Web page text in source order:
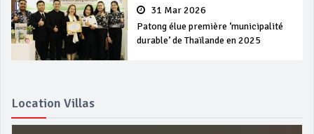
31 Mar 2026
Patong élue première ‘municipalité
durable’ de Thaïlande en 2025
Location Villas